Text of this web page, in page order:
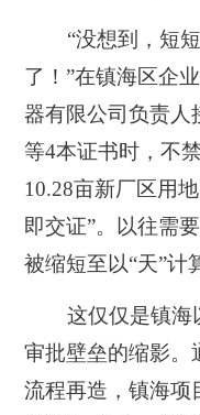
“没想到，短
了！”在镇海区企
器有限公司负责人
等4本证书时，不
10.28亩新厂区用
即交证”。以往需
被缩短至以“天”计
这仅仅是镇海
审批壁垒的缩影。
流程再造，镇海项